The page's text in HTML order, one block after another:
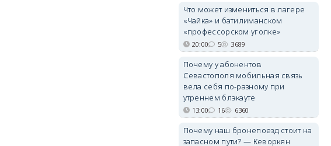
Что может измениться в лагере
«Чайка» и батилиманском
«профессорском уголке»
20:00 5 3689
Почему у абонентов
Севастополя мобильная связь
вела себя по-разному при
утреннем блэкауте
13:00 16 6360
Почему наш бронепоезд стоит на
запасном пути? — Кеворкян